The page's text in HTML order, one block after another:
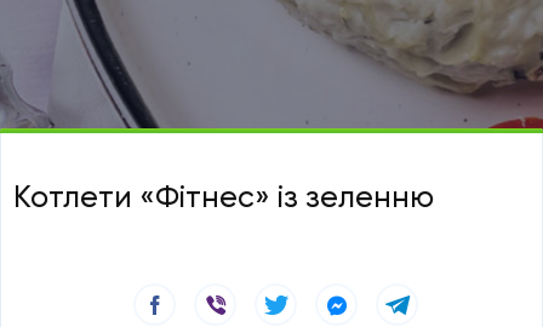
Котлети «Фітнес» із зеленню